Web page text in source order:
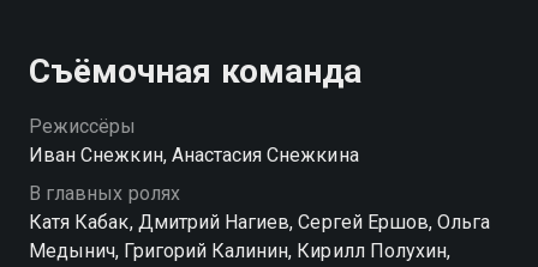
Посмотреть онлайн 1 сезон сериала Кто быстрее?
вы можете совершенно бесплатно в хорошем HD
качестве на hophop.tv
Съёмочная команда
Режиссёры
Иван Снежкин, Анастасия Снежкина
В главных ролях
Катя Кабак, Дмитрий Нагиев, Сергей Ершов, Ольга
Медынич, Григорий Калинин, Кирилл Полухин,